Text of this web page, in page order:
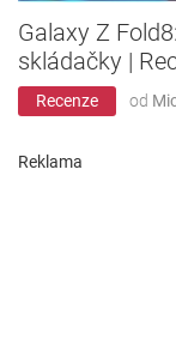
Galaxy Z
skládačky |
Recenze od
Reklama